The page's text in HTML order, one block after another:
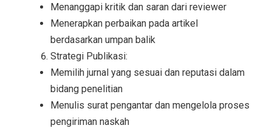
Menanggapi kritik dan saran dari reviewer
Menerapkan perbaikan pada artikel
berdasarkan umpan balik
Strategi Publikasi:
Memilih jurnal yang sesuai dan reputasi dalam
bidang penelitian
Menulis surat pengantar dan mengelola proses
pengiriman naskah